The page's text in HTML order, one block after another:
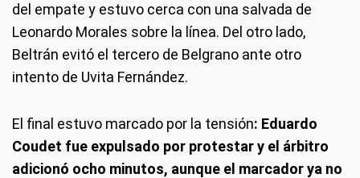
del empate y estuvo cerca con una salvada de
Leonardo Morales sobre la línea. Del otro lado,
Beltrán evitó el tercero de Belgrano ante otro
intento de Uvita Fernández.
El final estuvo marcado por la tensión: Eduardo
Coudet fue expulsado por protestar y el árbitro
adicionó ocho minutos, aunque el marcador ya no